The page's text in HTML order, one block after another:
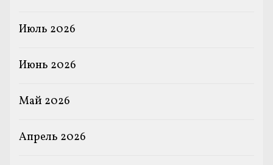
Июль 2026
Июнь 2026
Май 2026
Апрель 2026